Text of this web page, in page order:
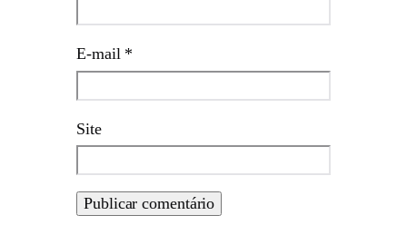
E-mail *
Site